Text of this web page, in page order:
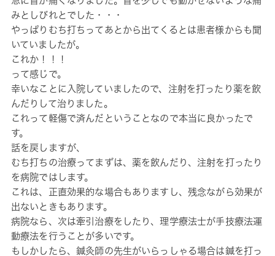
みとしびれとでした・・・
やっぱりむち打ちってあとから出てくるとは患者様からも聞
いていましたが。
これか！！！
って感じで。
幸いなことに入院していましたので、注射を打ったり薬を飲
んだりして治りました。
これって軽傷で済んだということなので本当に良かったで
す。
話を戻しますが、
むち打ちの治療ってまずは、薬を飲んだり、注射を打ったり
を病院ではします。
これは、正直効果的な場合もありますし、残念ながら効果が
出ないときもあります。
病院なら、次は牽引治療をしたり、理学療法士が手技療法運
動療法を行うことが多いです。
もしかしたら、鍼灸師の先生がいらっしゃる場合は鍼を打っ